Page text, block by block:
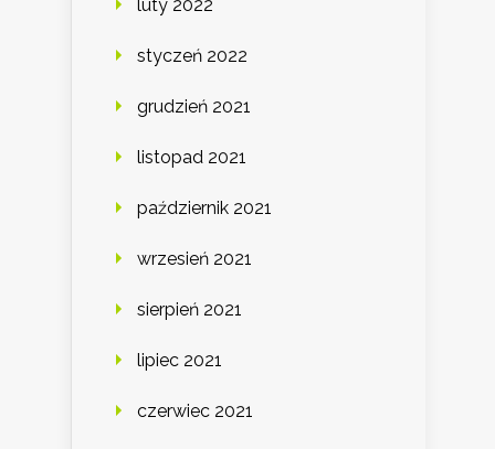
luty 2022
styczeń 2022
grudzień 2021
listopad 2021
październik 2021
wrzesień 2021
sierpień 2021
lipiec 2021
czerwiec 2021